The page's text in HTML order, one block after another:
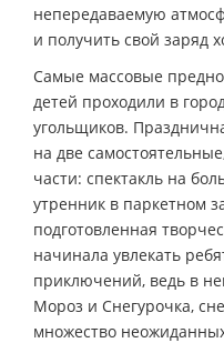
непередаваемую
и получить свой заряд
Самые массовые
детей проходили в
угольщиков.
на две
части: спектакль на
утренник в паркетном
подготовленная
начинала увлекать
приключений, ведь в
Мороз и Снегурочка,
множество